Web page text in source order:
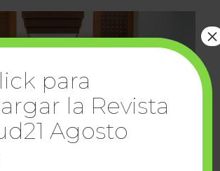
para
la Revista
Agosto
×